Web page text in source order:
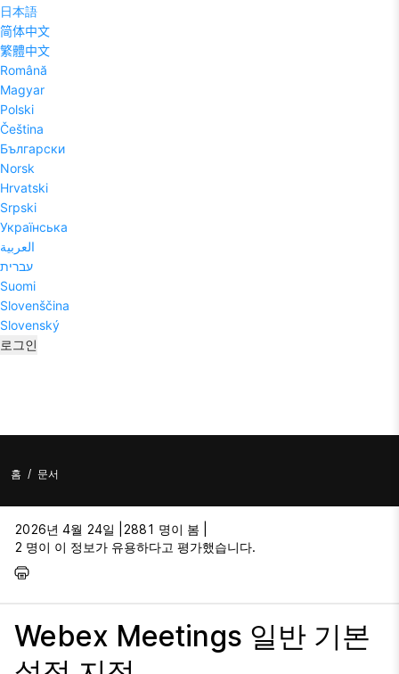
日本語
简体中文
繁體中文
Română
Magyar
Polski
Čeština
Български
Norsk
Hrvatski
Srpski
Українська
العربية
עברית
Suomi
Slovenščina
Slovenský
로그인
홈 / 문서
2026년 4월 24일 |
2881 명이 봄 |
2 명이 이 정보가 유용하다고 평가했습니다.
Webex Meetings 일반 기본